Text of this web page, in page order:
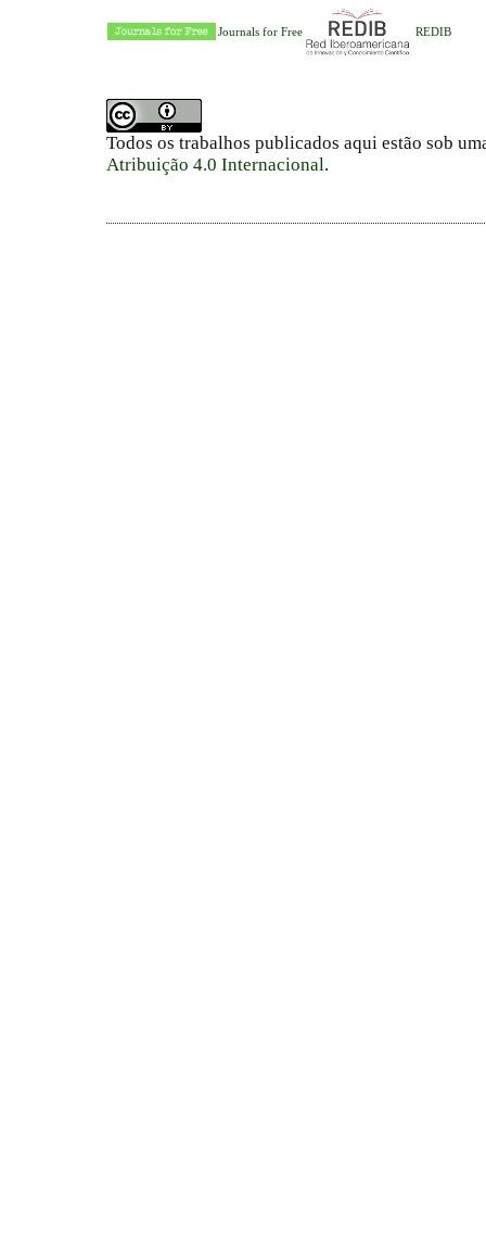
Journals for Free REDIB
Todos os trabalhos publicados aqui estão sob
Atribuição 4.0 Internacional.